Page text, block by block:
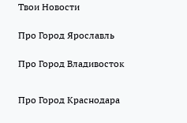
Твои Новости
Про Город Ярославль
Про Город Владивосток
Про Город Краснодара